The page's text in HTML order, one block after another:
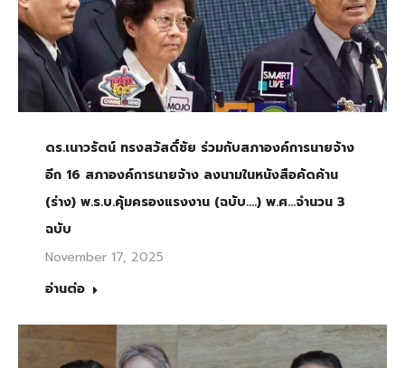
ดร.เนาวรัตน์ ทรงสวัสดิ์ชัย ร่วมกับสภาองค์การนายจ้าง
อีก 16 สภาองค์การนายจ้าง ลงนามในหนังสือคัดค้าน
(ร่าง) พ.ร.บ.คุ้มครองแรงงาน (ฉบับ….) พ.ศ…จำนวน 3
ฉบับ
November 17, 2025
อ่านต่อ